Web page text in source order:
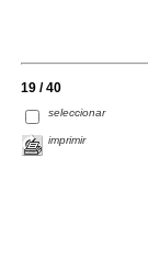
19 / 40
seleccionar
imprimir